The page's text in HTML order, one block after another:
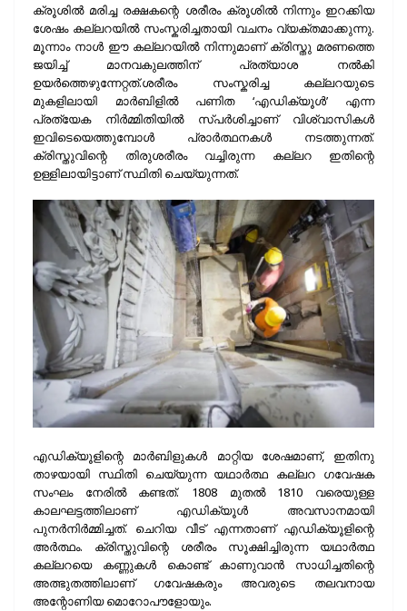
ക്രൂശില്‍ മരിച്ച രക്ഷകന്റെ ശരീരം ക്രൂശില്‍ നിന്നും ഇറക്കിയ
ശേഷം കല്ലറയില്‍ സംസ്കരിച്ചതായി വചനം വ്യക്തമാക്കുന്നു.
മൂന്നാം നാള്‍ ഈ കല്ലറയില്‍ നിന്നുമാണ് ക്രിസ്തു മരണത്തെ
ജയിച്ച് മാനവകുലത്തിന് പ്രത്യാശ നല്‍കി
ഉയര്‍ത്തെഴുന്നേറ്റത്.ശരീരം സംസ്കരിച്ച കല്ലറയുടെ
മുകളിലായി മാര്‍ബിളില്‍ പണിത ‘എഡിക്യൂള്‍’ എന്ന
പ്രത്യേക നിര്‍മ്മിതിയില്‍ സ്പര്‍ശിച്ചാണ് വിശ്വാസികള്‍
ഇവിടെയെത്തുമ്പോള്‍ പ്രാര്‍ത്ഥനകള്‍ നടത്തുന്നത്.
ക്രിസ്തുവിന്റെ തിരുശരീരം വച്ചിരുന്ന കല്ലറ ഇതിന്റെ
ഉള്ളിലായിട്ടാണ് സ്ഥിതി ചെയ്യുന്നത്.
എഡിക്യൂളിന്റെ മാര്‍ബിളുകള്‍ മാറ്റിയ ശേഷമാണ്, ഇതിനു
താഴയായി സ്ഥിതി ചെയ്യുന്ന യഥാര്‍ത്ഥ കല്ലറ ഗവേഷക
സംഘം നേരില്‍ കണ്ടത്. 1808 മുതല്‍ 1810 വരെയുള്ള
കാലഘട്ടത്തിലാണ് എഡിക്യൂള്‍ അവസാനമായി
പുനര്‍നിര്‍മ്മിച്ചത്. ചെറിയ വീട് എന്നതാണ് എഡിക്യൂളിന്റെ
അര്‍ത്ഥം. ക്രിസ്തുവിന്റെ ശരീരം സൂക്ഷിച്ചിരുന്ന യഥാര്‍ത്ഥ
കല്ലറയെ കണ്ണുകള്‍ കൊണ്ട് കാണുവാന്‍ സാധിച്ചതിന്റെ
അത്ഭുതത്തിലാണ് ഗവേഷകരും അവരുടെ തലവനായ
അന്റോണിയ മൊറോപൗളോയും.